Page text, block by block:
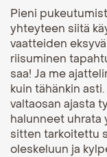
Pieni
yhteyteen siitä
vaatteiden
riisuminen
saa! Ja me
kuin tähänkin
valtaosan ajasta
halunneet uhrata
sitten tarkoitettu
oleskeluun ja